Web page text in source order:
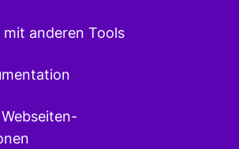
mit anderen Tools